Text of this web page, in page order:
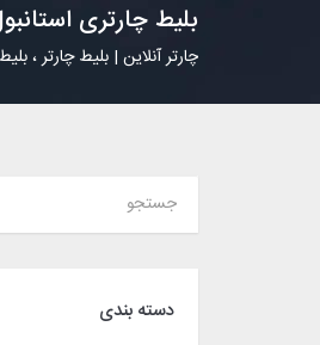
بلیط چارتری
چارتر آنلاین | بلیط چارتر ،
دسته بندی